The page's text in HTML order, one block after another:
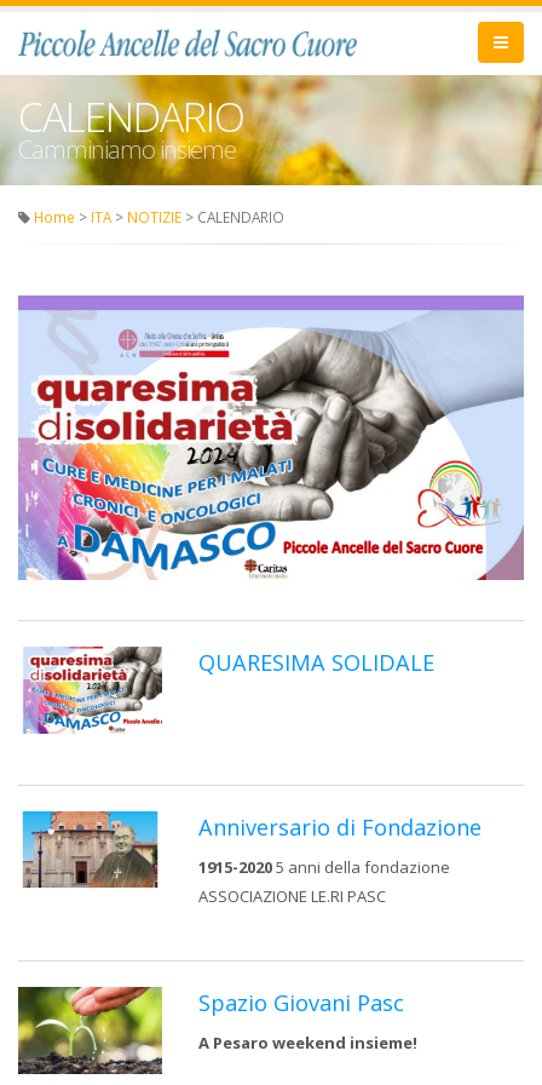
CALENDARIO
Camminiamo insieme
Home > ITA > NOTIZIE > CALENDARIO
QUARESIMA SOLIDALE
Anniversario di Fondazione
1915-20205 anni della fondazione
ASSOCIAZIONE LE.RI PASC
Spazio Giovani Pasc
A Pesaro weekend insieme!